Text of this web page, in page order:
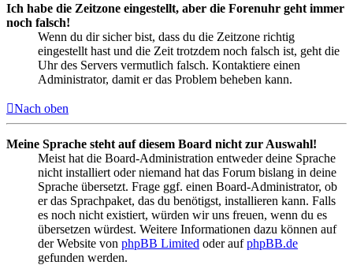
Ich habe die Zeitzone eingestellt, aber die Forenuhr geht immer
noch falsch!
Wenn du dir sicher bist, dass du die Zeitzone richtig
eingestellt hast und die Zeit trotzdem noch falsch ist, geht die
Uhr des Servers vermutlich falsch. Kontaktiere einen
Administrator, damit er das Problem beheben kann.
Nach oben
Meine Sprache steht auf diesem Board nicht zur Auswahl!
Meist hat die Board-Administration entweder deine Sprache
nicht installiert oder niemand hat das Forum bislang in deine
Sprache übersetzt. Frage ggf. einen Board-Administrator, ob
er das Sprachpaket, das du benötigst, installieren kann. Falls
es noch nicht existiert, würden wir uns freuen, wenn du es
übersetzen würdest. Weitere Informationen dazu können auf
der Website von phpBB Limited oder aufphpBB.de
gefunden werden.